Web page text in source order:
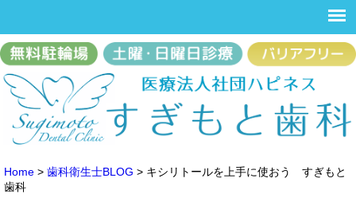
Home > 歯科衛生士BLOG > キシリトールを上手に使おう すぎもと
歯科